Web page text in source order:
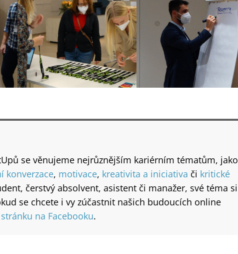
se věnujeme nejrůznějším kariérním tématům, jako
konverzace, motivace, kreativita a iniciativa či kritické
čerstvý absolvent, asistent či manažer, své téma si
se chcete i vy zúčastnit našich budoucích online
na Facebooku.